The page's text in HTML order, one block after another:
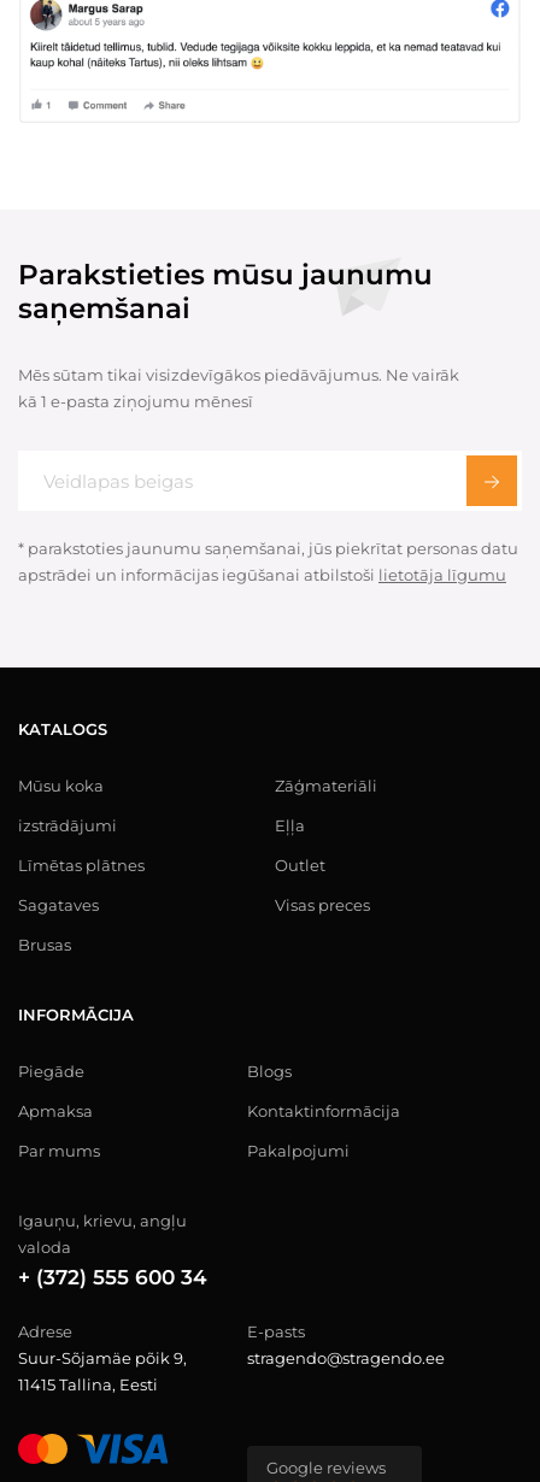
Parakstieties mūsu jaunumu
saņemšanai
Mēs sūtam tikai visizdevīgākos piedāvājumus. Ne vairāk
kā 1 e-pasta ziņojumu mēnesī
* parakstoties jaunumu saņemšanai, jūs piekrītat personas datu
apstrādei un informācijas iegūšanai atbilstoši lietotāja līgumu
KATALOGS
Mūsu koka
izstrādājumi
Līmētas plātnes
Sagataves
Brusas
Zāģmateriāli
Eļļa
Outlet
Visas preces
INFORMĀCIJA
Piegāde
Apmaksa
Par mums
Blogs
Kontaktinformācija
Pakalpojumi
Igauņu, krievu, angļu
valoda
+ (372) 555 600 34
Adrese
Suur-Sõjamäe põik 9,
11415 Tallina, Eesti
E-pasts
stragendo@stragendo.ee
Google reviews